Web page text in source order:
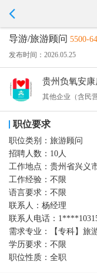
导游/旅游顾问 5500-
发布时间：2026.05.25
贵州负氧安
其他企业（含民
职位要求
职位类别： 旅游顾问
招聘人数： 10人
工作地点： 贵州省兴义
工作经验： 不限
语言要求： 不限
联系人： 杨经理
联系人电话：
需求专业：
【专科】旅
学历要求： 不限
职位性质： 全职